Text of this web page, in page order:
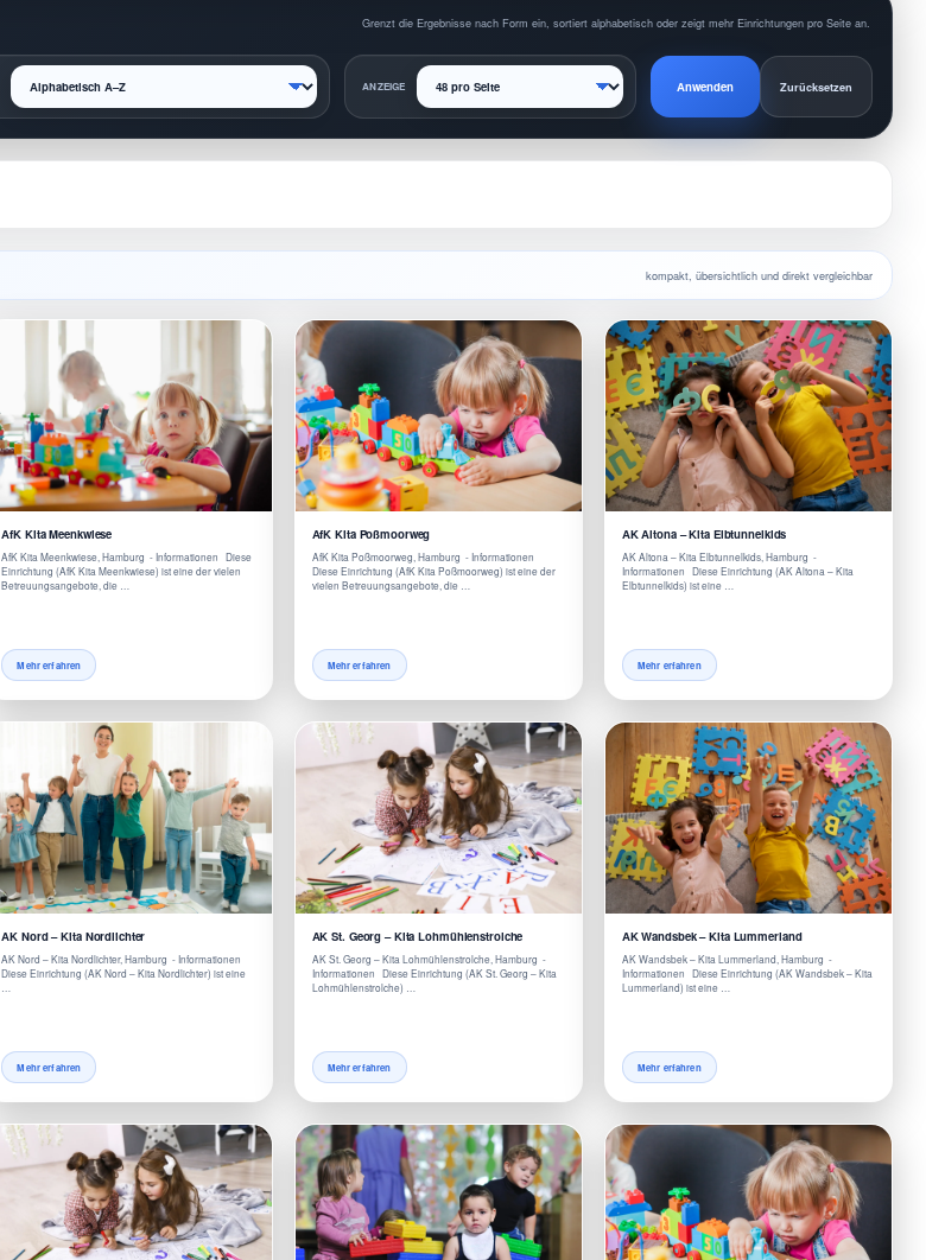
Grenzt die Ergebnisse nach Form ein, sortiert alphabetisch oder zeigt mehr Einrichtungen pro Seite an.
ANZEIGE Anwenden Zurücksetzen
kompakt, übersichtlich und direkt vergleichbar
AfK Kita Meenkwiese
AfK Kita Meenkwiese, Hamburg - Informationen Diese
Einrichtung (AfK Kita Meenkwiese) ist eine der vielen
Betreuungsangebote, die …
Mehr erfahren
AfK Kita Poßmoorweg
AfK Kita Poßmoorweg, Hamburg - Informationen
Diese Einrichtung (AfK Kita Poßmoorweg) ist eine der
vielen Betreuungsangebote, die …
Mehr erfahren
AK Altona – Kita Elbtunnelkids
AK Altona – Kita Elbtunnelkids, Hamburg -
Informationen Diese Einrichtung (AK Altona – Kita
Elbtunnelkids) ist eine …
Mehr erfahren
AK Nord – Kita Nordlichter
AK Nord – Kita Nordlichter, Hamburg - Informationen
Diese Einrichtung (AK Nord – Kita Nordlichter) ist eine
Mehr erfahren
AK St. Georg – Kita Lohmühlenstrolche
AK St. Georg – Kita Lohmühlenstrolche, Hamburg -
Informationen Diese Einrichtung (AK St. Georg – Kita
Lohmühlenstrolche) …
Mehr erfahren
AK Wandsbek – Kita Lummerland
AK Wandsbek – Kita Lummerland, Hamburg -
Informationen Diese Einrichtung (AK Wandsbek – Kita
Lummerland) ist eine …
Mehr erfahren